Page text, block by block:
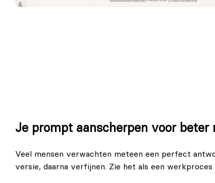
Je prompt aanscherpen voor beter
Veel mensen verwachten meteen een perfect
versie, daarna verfijnen. Zie het als een